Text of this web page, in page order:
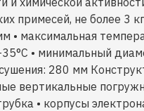
примесей, не более 3
• максимальная
• минимальный
280 мм
вертикальные
• корпусы